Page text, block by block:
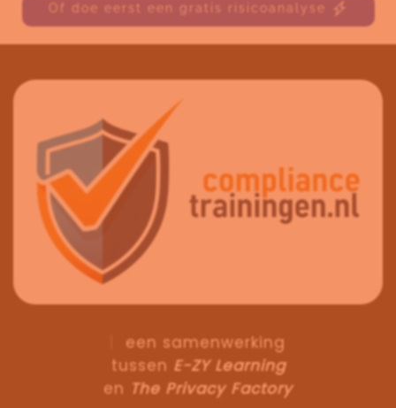
Of doe eerst een gratis risicoanalyse
een samenwerking
tussen E-ZY Learning
en The Privacy Factory